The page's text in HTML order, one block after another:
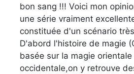
bon sang !!! Voici mon
une série vraiment
constituée d'un scénario
D'abord l'histoire de magie
basée sur la magie
occidentale,on y retrouve